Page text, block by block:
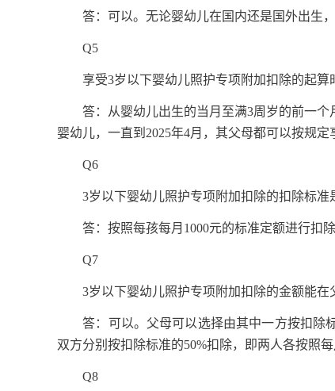
答：可以。无论婴幼儿在国内还是国外出生，
Q5
享受3岁以下婴幼儿照护专项附加扣除的起算
答：从婴幼儿出生的当月至满3周岁的前一个
婴幼儿，一直到2025年4月，其父母都可以按规定
Q6
3岁以下婴幼儿照护专项附加扣除的扣除标准
答：按照每孩每月1000元的标准定额进行扣除
Q7
3岁以下婴幼儿照护专项附加扣除的金额能在
答：可以。父母可以选择由其中一方按扣除标
双方分别按扣除标准的50%扣除，即两人各按照
Q8